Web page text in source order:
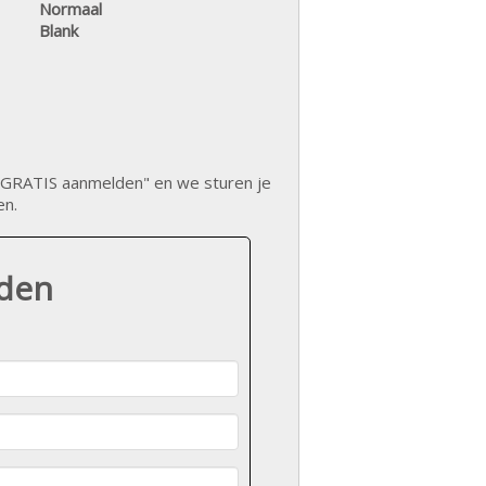
Normaal
Blank
aanmelden" en we sturen je